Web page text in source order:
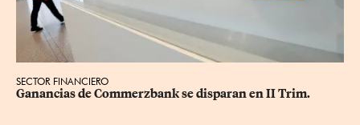
SECTOR FINANCIERO
Ganancias de Commerzbank se disparan en II Trim.